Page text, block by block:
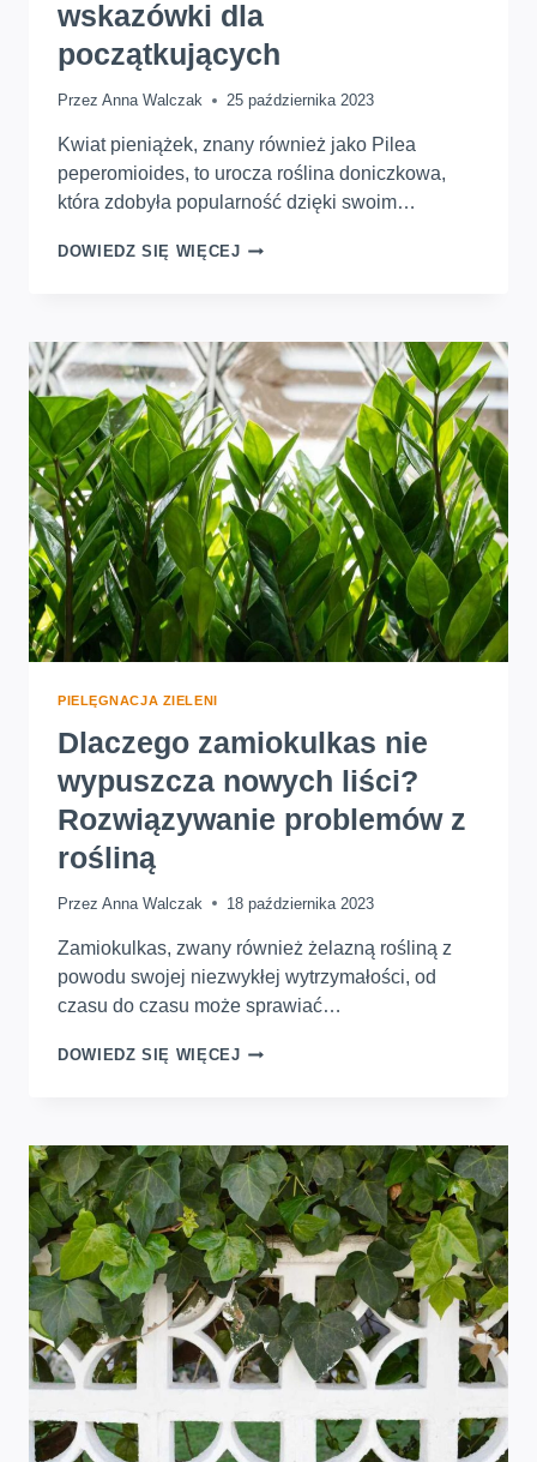
wskazówki dla
początkujących
Przez Anna Walczak 25 października 2023
Kwiat pieniążek, znany również jako Pilea
peperomioides, to urocza roślina doniczkowa,
która zdobyła popularność dzięki swoim…
DOWIEDZ SIĘ WIĘCEJKWIAT
PROSTE
WSKAZÓWKI
DLA
POCZĄTKUJĄCYCH
PIELĘGNACJA ZIELENI
Dlaczego zamiokulkas nie
wypuszcza nowych liści?
Rozwiązywanie problemów z
rośliną
Przez Anna Walczak 18 października 2023
Zamiokulkas, zwany również żelazną rośliną z
powodu swojej niezwykłej wytrzymałości, od
czasu do czasu może sprawiać…
DOWIEDZ SIĘ WIĘCEJDLACZEGO
LIŚCI?
ROZWIĄZYWANIE
PROBLEMÓW
Z
ROŚLINĄ